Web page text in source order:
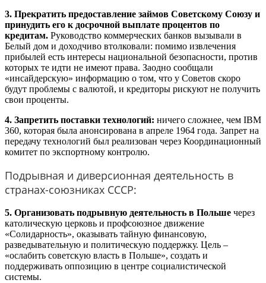
3. Прекратить предоставление займов Советскому Союзу и
принудить его к досрочной выплате процентов по
кредитам. Руководство коммерческих банков вызывали в
Белый дом и доходчиво втолковали: помимо извлечения
прибылей есть интересы национальной безопасности, против
которых те идти не имеют права. Заодно сообщали
«инсайдерскую» информацию о том, что у Советов скоро
будут проблемы с валютой, и кредиторы рискуют не получить
свои проценты.
4. Запретить поставки технологий: ничего сложнее, чем IBM
360, которая была анонсирована в апреле 1964 года. Запрет на
передачу технологий был реализован через Координационный
комитет по экспортному контролю.
Подрывная и диверсионная деятельность в
странах-союзниках СССР:
5. Организовать подрывную деятельность в Польше через
католическую церковь и профсоюзное движение
«Солидарность», оказывать тайную финансовую,
разведывательную и политическую поддержку. Цель –
«ослабить советскую власть в Польше», создать и
поддерживать оппозицию в центре социалистической
системы.